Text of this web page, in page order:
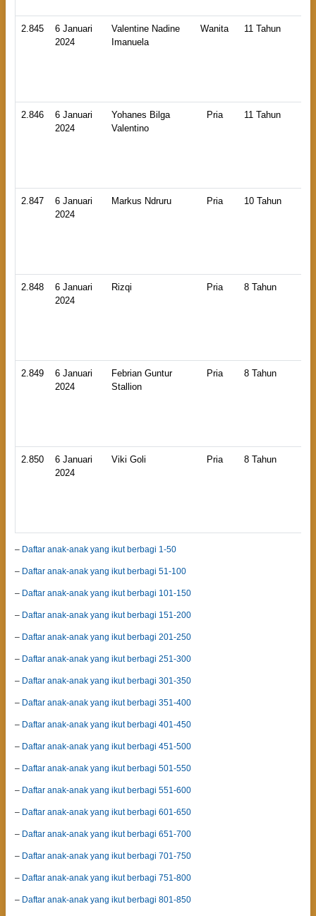
2.845
6 Januari
2024
Valentine Nadine
Imanuela
Wanita 11 Tahun
2.846
6 Januari
2024
Yohanes Bilga
Valentino
Pria 11 Tahun
2.847
6 Januari
2024
Markus Ndruru Pria 10 Tahun
2.848
6 Januari
2024
Rizqi Pria 8 Tahun
2.849
6 Januari
2024
Febrian Guntur
Stallion
Pria 8 Tahun
2.850
6 Januari
2024
Viki Goli Pria 8 Tahun
– Daftar anak-anak yang ikut berbagi 1-50
– Daftar anak-anak yang ikut berbagi 51-100
– Daftar anak-anak yang ikut berbagi 101-150
– Daftar anak-anak yang ikut berbagi 151-200
– Daftar anak-anak yang ikut berbagi 201-250
– Daftar anak-anak yang ikut berbagi 251-300
– Daftar anak-anak yang ikut berbagi 301-350
– Daftar anak-anak yang ikut berbagi 351-400
– Daftar anak-anak yang ikut berbagi 401-450
– Daftar anak-anak yang ikut berbagi 451-500
– Daftar anak-anak yang ikut berbagi 501-550
– Daftar anak-anak yang ikut berbagi 551-600
– Daftar anak-anak yang ikut berbagi 601-650
– Daftar anak-anak yang ikut berbagi 651-700
– Daftar anak-anak yang ikut berbagi 701-750
– Daftar anak-anak yang ikut berbagi 751-800
– Daftar anak-anak yang ikut berbagi 801-850